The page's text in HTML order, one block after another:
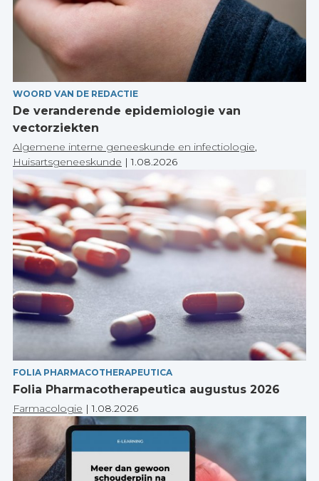
WOORD VAN DE REDACTIE
De veranderende epidemiologie van
vectorziekten
Algemene interne geneeskunde en infectiologie,
Huisartsgeneeskunde |1.08.2026
FOLIA PHARMACOTHERAPEUTICA
Folia Pharmacotherapeutica augustus 2026
Farmacologie |1.08.2026